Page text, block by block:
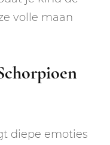
volle maan
diepe emoties